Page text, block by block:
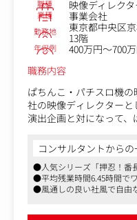
■同社について
BAMBI WATER楽天市
定する最も栄えある賞
ー」を2年連続(2023・
また、1年間で最も売れ
も、当社のスタイルナイ
1位を受賞。
2025年上期売上ランキ
しています。
■魅力ポイント
・特許関連の取得実績
・年休131日・土日祝休
職種 映像ディレクタ
業種 事業会社
勤務地
東京都中央区
13階
年収例
400万円～700
職務内容
ぱちんこ・パチスロ機
社の映像ディレクターと
演出企画と対になって
【具体的な業務内容】
・映像表現提案
・映像制作手法提案
・映像ディレクション
コンサルタントからの
●人気シリーズ「押忍！番
●平均残業時間6.45時間で
●風通しの良い社風で自由